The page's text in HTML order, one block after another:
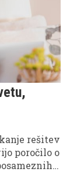
rešitev
poročilo o